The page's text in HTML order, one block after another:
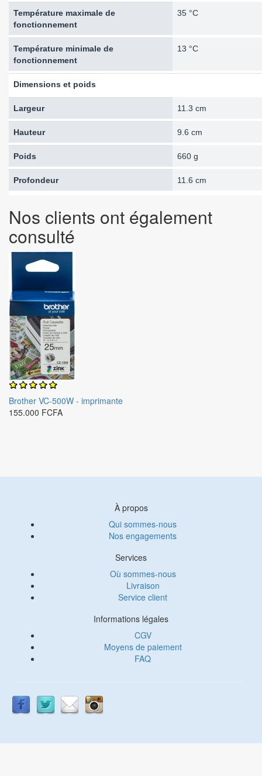
Température maximale de
fonctionnement
35 °C
Température minimale de
fonctionnement
13 °C
Dimensions et poids
Largeur 11.3 cm
Hauteur 9.6 cm
Poids 660 g
Profondeur 11.6 cm
Nos clients ont également
consulté
Brother VC-500W - imprimante
155.000 FCFA
À propos
Qui sommes-nous
Nos engagements
Services
Où sommes-nous
Livraison
Service client
Informations légales
CGV
Moyens de paiement
FAQ